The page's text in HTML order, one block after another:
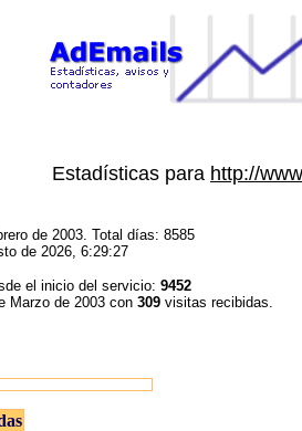
Estadísticas para http://
de 2003. Total días: 8585
de 2026, 6:29:27
el inicio del servicio: 9452
Marzo de 2003 con 309 visitas recibidas.